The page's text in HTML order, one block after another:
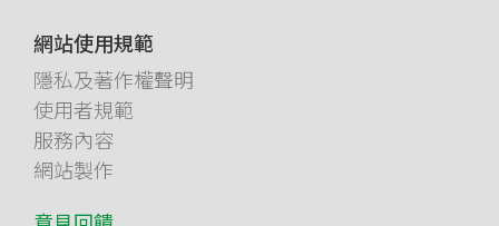
網站使用規範
隱私及著作權聲明
使用者規範
服務內容
網站製作